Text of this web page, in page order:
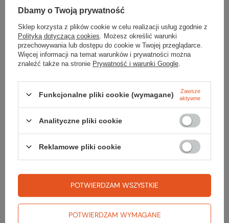
RĘKOJMIA 24 M-CE
Na sprzedawane produkty udzielana jest 24-miesięczna rękojmia na
podstawie ustawy z dnia 30 maja 2014r. o prawach konsumenta.
PODMIOT ODPOWIEDZIALNY ZA TEN PRODUKT NA TERENIE UE
Potrzebujesz pomocy? Masz pytania?
Zadaj pytanie a my odpowiemy niezwłocznie, najciekawsze pytania i
odpowiedzi publikując dla innych.
ZADAJ PYTANIE
Dbamy o Twoją prywatność
Sklep korzysta z plików cookie w celu realizacji usług zgodnie z
Polityką dotyczącą cookies . Możesz określić warunki
przechowywania lub dostępu do cookie w Twojej przeglądarce.
Więcej informacji na temat warunków i prywatności można
znaleźć także na stronie Prywatność i warunki Google
Funkcjonalne pliki cookie (wymagane)
Zawsze
aktywne
Analityczne pliki cookie
Reklamowe pliki cookie
POTWIERDZAM WYMAGANE
POTWIERDZAM WSZYSTKIE